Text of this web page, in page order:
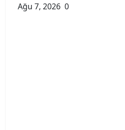
Ağu 7, 2026 0